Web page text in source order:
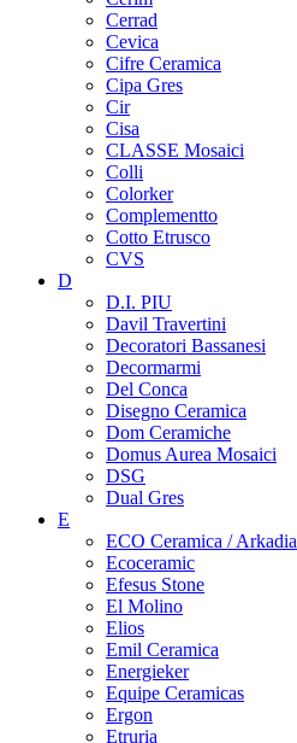
Cerrad
Cevica
Cifre Ceramica
Cipa Gres
Cir
Cisa
CLASSE Mosaici
Colli
Colorker
Complementto
Cotto Etrusco
CVS
D
D.I. PIU
Davil Travertini
Decoratori Bassanesi
Decormarmi
Del Conca
Disegno Ceramica
Dom Ceramiche
Domus Aurea Mosaici
DSG
Dual Gres
E
ECO Ceramica / Arkadia
Ecoceramic
Efesus Stone
El Molino
Elios
Emil Ceramica
Energieker
Equipe Ceramicas
Ergon
Etruria